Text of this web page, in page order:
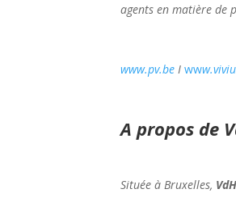
agents en matière de
www.pv.be Iww
A propos de
Située à Bruxelles, VdH